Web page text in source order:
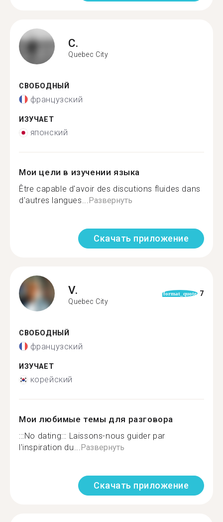
C.
Quebec City
СВОБОДНЫЙ
французский
ИЗУЧАЕТ
японский
Мои цели в изучении языка
Être capable d'avoir des discutions fluides dans
d'autres langues...Развернуть
Скачать приложение
V.
Quebec City
format_quote 7
СВОБОДНЫЙ
французский
ИЗУЧАЕТ
корейский
Мои любимые темы для разговора
:::No dating::: Laissons-nous guider par
l'inspiration du...Развернуть
Скачать приложение